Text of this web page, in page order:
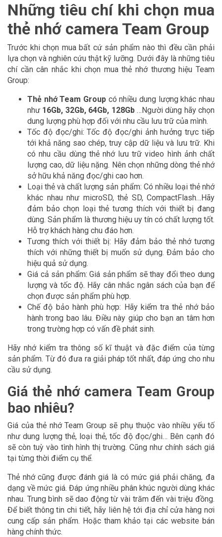
Những tiêu chí khi chọn mua
thẻ nhớ camera Team Group
Trước khi chọn mua bất cứ sản phẩm nào thì đều cần phải
lựa chọn và nghiên cứu thật kỹ lưỡng. Dưới đây là những tiêu
chí cần cân nhắc khi chọn mua thẻ nhớ thương hiệu Team
Group:
Thẻ nhớ Team Group có nhiều dung lượng khác nhau
như 16Gb, 32Gb, 64Gb, 128Gb …Người dùng hãy chọn
dung lượng phù hợp đối với nhu cầu lưu trữ của mình.
Tốc độ đọc/ghi: Tốc độ đọc/ghi ảnh hưởng trực tiếp
tới khả năng sao chép, truy cập dữ liệu và lưu trữ. Khi
có nhu cầu dùng thẻ nhớ lưu trữ video hình ảnh chất
lượng cao, dữ liệu nặng. Nên chọn những dòng thẻ nhớ
sở hữu khả năng đọc/ghi cao hơn.
Loại thẻ và chất lượng sản phẩm: Có nhiều loại thẻ nhớ
khác nhau như microSD, thẻ SD, CompactFlash…Hãy
đảm bảo chọn loại thẻ tương thích với thiết bị đang
dùng. Sản phẩm là thương hiệu uy tín có chất lượng tốt.
Hỗ trợ khách hàng chu đáo hơn.
Tương thích với thiết bị: Hãy đảm bảo thẻ nhớ tương
thích với những thiết bị muốn sử dụng. Đảm bảo cho
hiệu quả sử dụng.
Giá cả sản phẩm: Giá sản phẩm sẽ thay đổi theo dung
lượng và tốc độ. Hãy cân nhắc ngân sách của bạn để
chọn được sản phẩm phù hợp.
Chế độ bảo hành phù hợp: Hãy kiểm tra thẻ nhớ bảo
hành trong bao lâu. Điều này giúp cho bạn an tâm hơn
trong trường hợp có vấn đề phát sinh.
Hãy nhớ kiểm tra thông số kĩ thuật và đặc điểm của từng
sản phẩm. Từ đó đưa ra giải pháp tốt nhất, đáp ứng cho nhu
cầu sử dụng.
Giá thẻ nhớ camera Team Group
bao nhiêu?
Giá của thẻ nhớ Team Group sẽ phụ thuộc vào nhiều yếu tố
như dung lượng thẻ, loại thẻ, tốc độ đọc/ghi… Bên cạnh đó
sẽ còn tuỳ vào tình hình thị trường. Cũng như chính sách giá
tại từng thời điểm cụ thể.
Thẻ nhớ cũng được đánh giá là có mức giá phải chăng, đa
dạng về mức giá. Đáp ứng nhiều phân khúc người dùng khác
nhau. Trung bình sẽ dao động từ vài trăm đến vài triệu đồng.
Để biết thông tin chi tiết, hãy liên hệ tới địa chỉ cửa hàng nơi
cung cấp sản phẩm. Hoặc tham khảo tại các website bán
hàng chính thức.